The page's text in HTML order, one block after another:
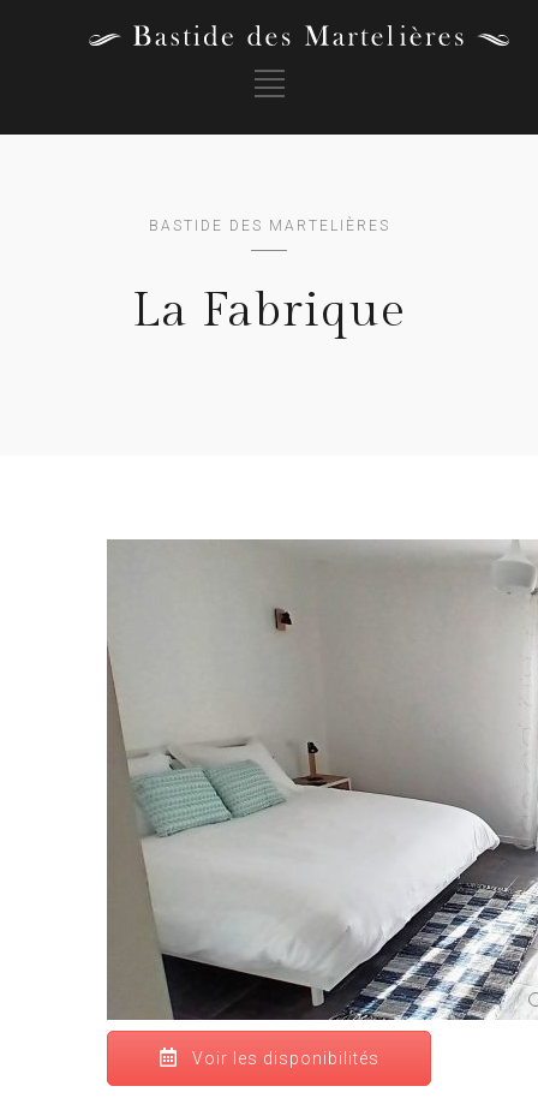
BASTIDE DES MARTELIÈRES
La Fabrique
Voir les disponibilités